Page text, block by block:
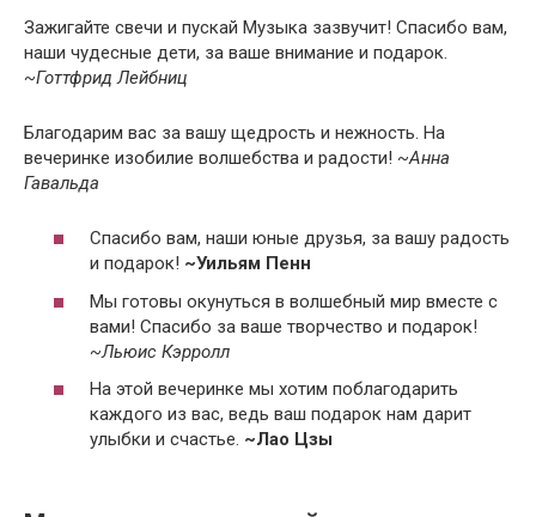
Зажигайте свечи и пускай Музыка зазвучит! Спасибо вам,
наши чудесные дети, за ваше внимание и подарок.
~Готтфрид Лейбниц
Благодарим вас за вашу щедрость и нежность. На
вечеринке изобилие волшебства и радости! ~Анна
Гавальда
Спасибо вам, наши юные друзья, за вашу радость
и подарок! ~Уильям Пенн
Мы готовы окунуться в волшебный мир вместе с
вами! Спасибо за ваше творчество и подарок!
~Льюис Кэрролл
На этой вечеринке мы хотим поблагодарить
каждого из вас, ведь ваш подарок нам дарит
улыбки и счастье. ~Лао Цзы